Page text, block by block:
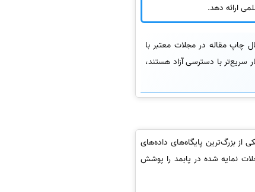
ارائه دهد.
چاپ مقاله در مجلات معتبر با
سریع‌تر با دسترسی آزاد هستند،
از بزرگ‌ترین پایگاه‌های داده‌های
نمایه شده در پابمد را پوشش